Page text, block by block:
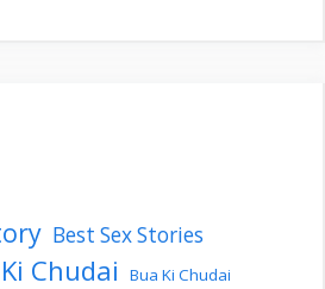
Best Sex Stories
Chudai Bua Ki Chudai